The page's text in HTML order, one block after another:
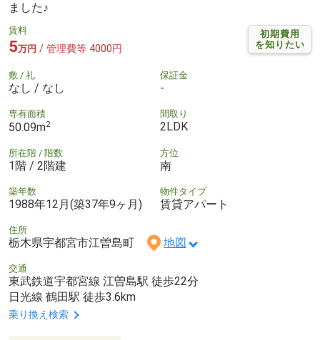
ました♪
初期費用
を知りたい
賃料
5万円 / 管理費等 4000円
敷 / 礼
なし / なし
保証金
-
専有面積
50.09m2
間取り
2LDK
所在階 / 階数
1階 / 2階建
方位
南
築年数
1988年12月(築37年9ヶ月)
物件タイプ
賃貸アパート
住所
栃木県宇都宮市江曽島町 地図
交通
東武鉄道宇都宮線 江曽島駅 徒歩22分
日光線 鶴田駅 徒歩3.6km
乗り換え検索